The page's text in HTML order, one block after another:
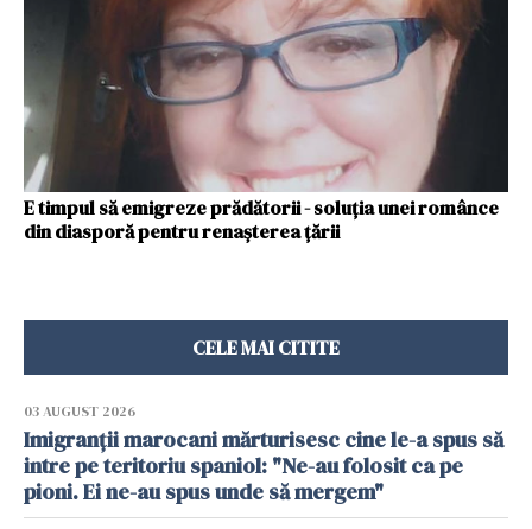
E timpul să emigreze prădătorii - soluția unei românce
din diasporă pentru renașterea țării
CELE MAI CITITE
03 AUGUST 2026
Imigranții marocani mărturisesc cine le-a spus să
intre pe teritoriu spaniol: "Ne-au folosit ca pe
pioni. Ei ne-au spus unde să mergem"